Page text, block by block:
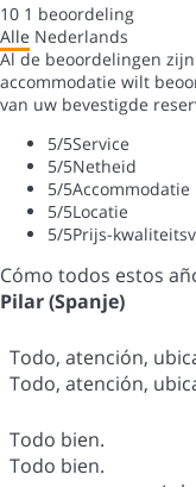
10 1 beoordeling
Alle Nederlands
Al de beoordelingen
accommodatie wilt
van uw bevestigde
5/5Service
5/5Netheid
5/5Accommodatie
5/5Locatie
5/5Prijs-
Cómo todos estos
Pilar (Spanje)
Todo, atención,
Todo, atención,
Todo bien.
Todo bien.